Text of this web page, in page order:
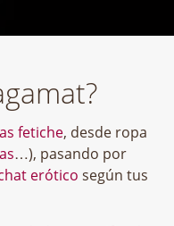
fetiche, desde ropa
…), pasando por
erótico según tus